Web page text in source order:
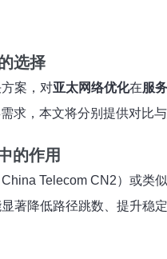
选择
案，对亚太网络优化在服
求，本文将分别提供对比
的作用
Telecom CN2）或类
著降低路径跳数、提升稳